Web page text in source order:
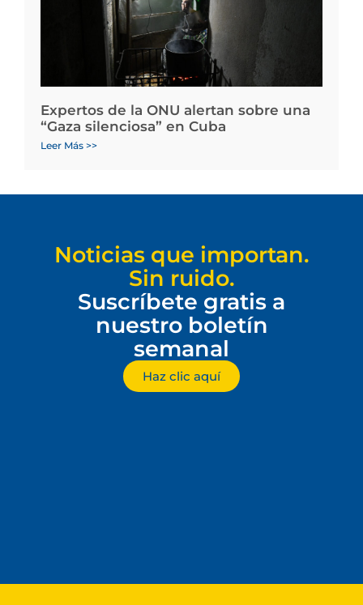
Expertos de la ONU alertan sobre una
“Gaza silenciosa” en Cuba
Leer Más >>
Noticias que importan.
Sin ruido.
Suscríbete gratis a
nuestro boletín
semanal
Haz clic aquí